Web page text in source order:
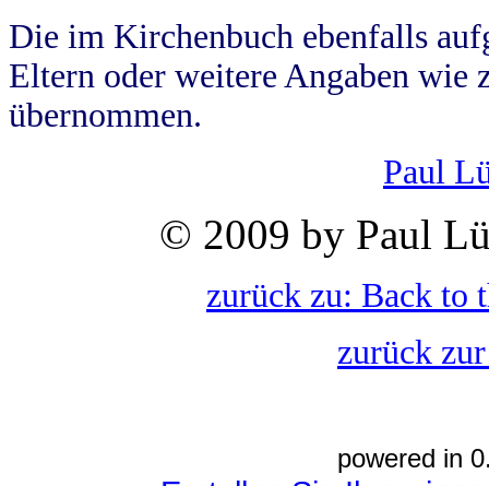
Die im Kirchenbuch ebenfalls
Eltern oder weitere Angaben wie
übernommen.
Paul
© 2009 by Paul
zurück zu: Back to
zurück
powered in